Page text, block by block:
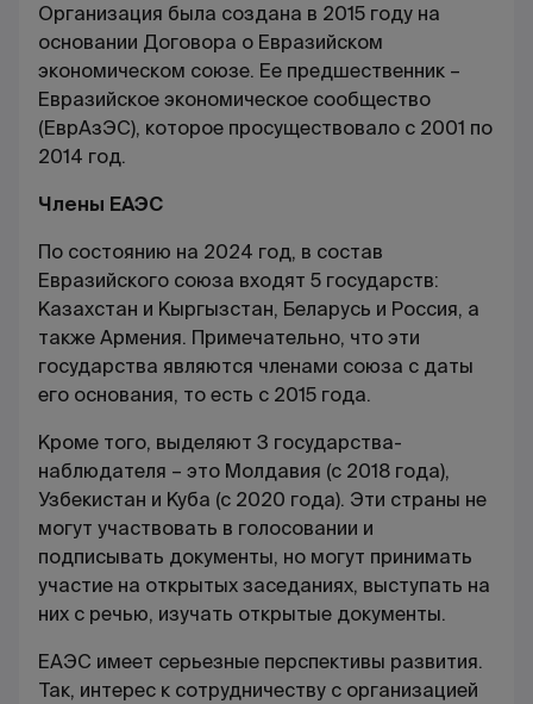
Организация была создана в 2015 году на
основании Договора о Евразийском
экономическом союзе. Ее предшественник –
Евразийское экономическое сообщество
(ЕврАзЭС), которое просуществовало с 2001 по
2014 год.
Члены ЕАЭС
По состоянию на 2024 год, в состав
Евразийского союза входят 5 государств:
Казахстан и Кыргызстан, Беларусь и Россия, а
также Армения. Примечательно, что эти
государства являются членами союза с даты
его основания, то есть с 2015 года.
Кроме того, выделяют 3 государства-
наблюдателя – это Молдавия (с 2018 года),
Узбекистан и Куба (с 2020 года). Эти страны не
могут участвовать в голосовании и
подписывать документы, но могут принимать
участие на открытых заседаниях, выступать на
них с речью, изучать открытые документы.
ЕАЭС имеет серьезные перспективы развития.
Так, интерес к сотрудничеству с организацией